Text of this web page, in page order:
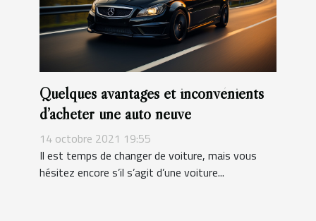
Quelques avantages et inconvénients
d’acheter une auto neuve
14 octobre 2021 19:55
Il est temps de changer de voiture, mais vous
hésitez encore s’il s’agit d’une voiture...